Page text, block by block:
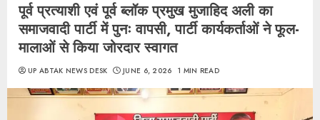
पूर्व प्रत्याशी एवं पूर्व ब्लॉक प्रमुख मुजाहिद अली का
समाजवादी पार्टी में पुनः वापसी, पार्टी कार्यकर्ताओं ने फूल-
मालाओं से किया जोरदार स्वागत
UP ABTAK NEWS DESK JUNE 6, 2026 1 MIN READ